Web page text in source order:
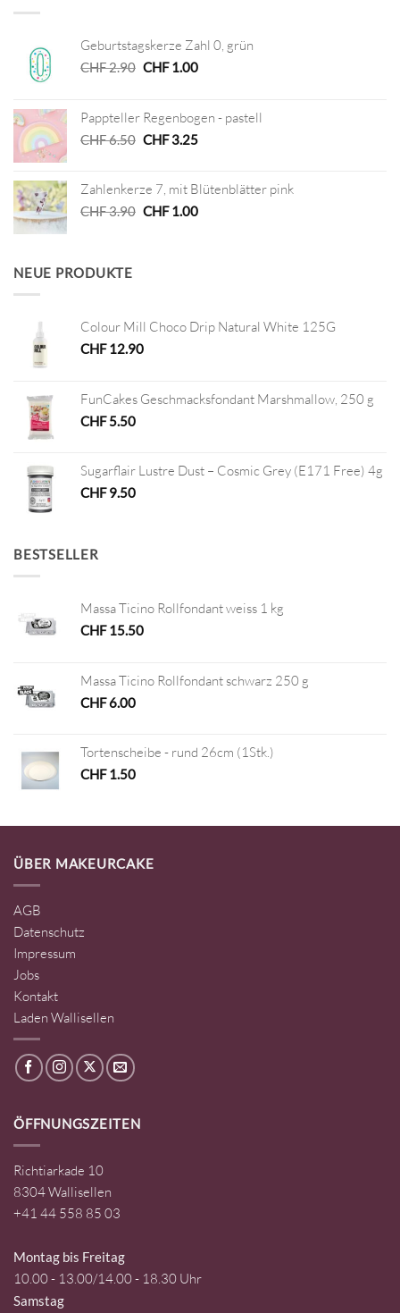
Geburtstagskerze Zahl 0, grün
CHF2.90 Ursprünglicher
CHF 2.90
CHF1.00Aktueller
CHF 1.00.
Pappteller Regenbogen - pastell
CHF6.50 Ursprünglicher
CHF 6.50
CHF3.25Aktueller
CHF 3.25.
Zahlenkerze 7, mit Blütenblätter pink
CHF3.90 Ursprünglicher
CHF1.00Aktueller
NEUE PRODUKTE
Colour Mill Choco Drip Natural White 125G
CHF12.90
FunCakes Geschmacksfondant Marshmallow, 250 g
CHF5.50
Sugarflair Lustre Dust – Cosmic Grey (E171 Free) 4g
CHF9.50
BESTSELLER
Massa Ticino Rollfondant weiss 1 kg
CHF15.50
Massa Ticino Rollfondant schwarz 250 g
CHF6.00
Tortenscheibe - rund 26cm (1Stk.)
CHF1.50
ÜBER MAKEURCAKE
AGB
Datenschutz
Impressum
Jobs
Kontakt
Laden Wallisellen
ÖFFNUNGSZEITEN
Richtiarkade 10
8304 Wallisellen
+41 44 558 85 03
Montag bis Freitag
10.00 - 13.00/14.00 - 18.30 Uhr
Samstag